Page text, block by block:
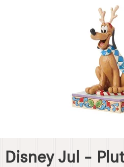
Disney Jul -